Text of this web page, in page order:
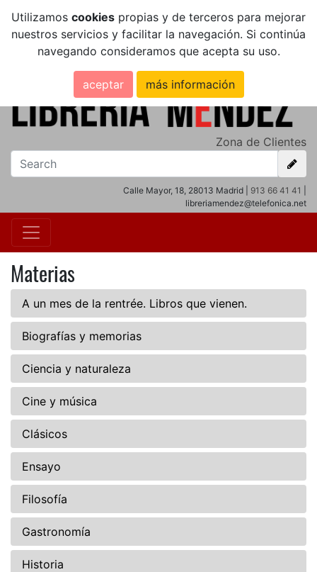
Utilizamos cookies propias y de terceros para mejorar
nuestros servicios y facilitar la navegación. Si continúa
navegando consideramos que acepta su uso.
aceptar más información
Zona de Clientes
Calle Mayor, 18, 28013 Madrid | 913 66 41 41
libreriamendez@telefonica.net
Materias
A un mes de la rentrée. Libros que vienen.
Biografías y memorias
Ciencia y naturaleza
Cine y música
Clásicos
Ensayo
Filosofía
Gastronomía
Historia